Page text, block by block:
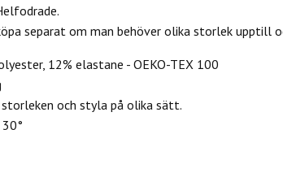
separat om man behöver olika storlek upptill
12% elastane - OEKO-TEX 100
och styla på olika sätt.